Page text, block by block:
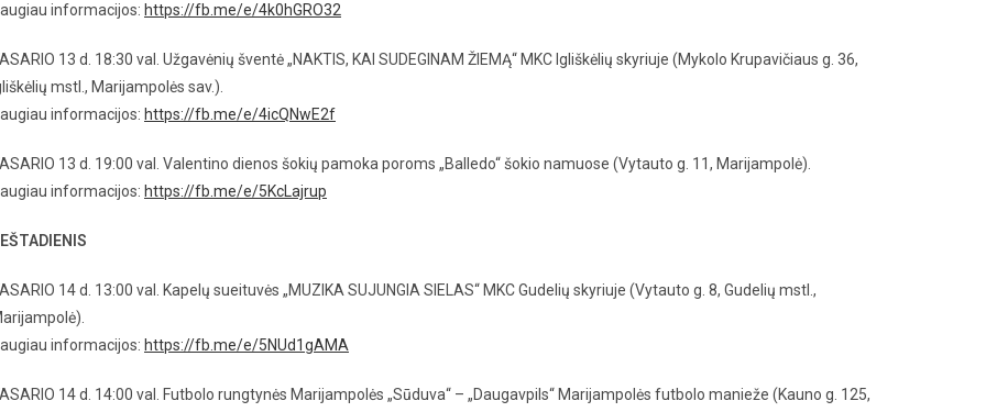
informacijos: https://fb.me/e/4k0hGRO32
13 d. 18:30 val. Užgavėnių šventė „NAKTIS, KAI SUDEGINAM ŽIEMĄ“ MKC Igliškėlių skyriuje (Mykolo Krupavičiaus g. 36,
mstl., Marijampolės sav.).
informacijos: https://fb.me/e/4icQNwE2f
13 d. 19:00 val. Valentino dienos šokių pamoka poroms „Balledo“ šokio namuose (Vytauto g. 11, Marijampolė).
informacijos: https://fb.me/e/5KcLajrup
14 d. 13:00 val. Kapelų sueituvės „MUZIKA SUJUNGIA SIELAS“ MKC Gudelių skyriuje (Vytauto g. 8, Gudelių mstl.,
informacijos: https://fb.me/e/5NUd1gAMA
14 d. 14:00 val. Futbolo rungtynės Marijampolės „Sūduva“ – „Daugavpils“ Marijampolės futbolo manieže (Kauno g. 125,